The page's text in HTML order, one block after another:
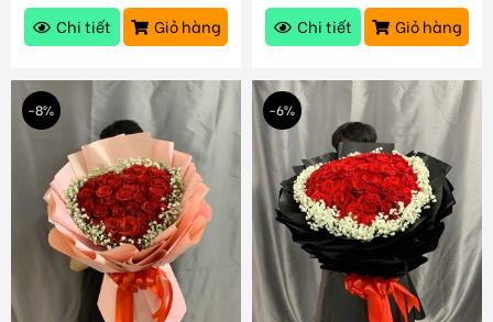
Chi tiết
Giỏ hàng
Chi tiết
Giỏ hàng
-8% -6%